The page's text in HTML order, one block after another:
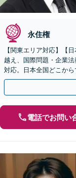
永住権
【関東エリア対応】【
越え、国際問題・企業
対応。日本全国どこか
歩を踏み出してみませ
電話でお問い